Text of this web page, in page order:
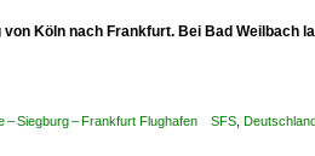
Köln nach Frankfurt. Bei Bad Weilbach
– Siegburg – Frankfurt Flughafen SFS